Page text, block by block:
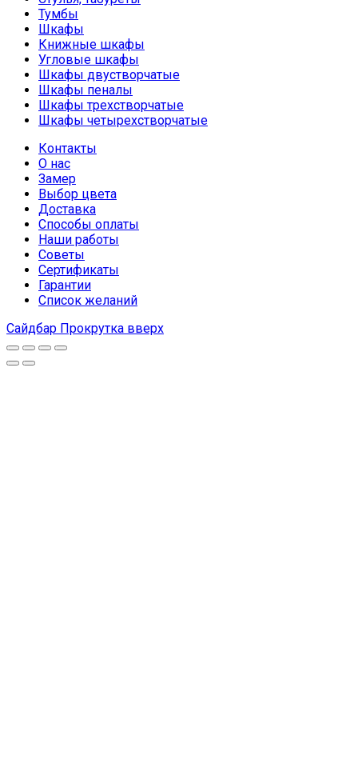
Тумбы
Шкафы
Книжные шкафы
Угловые шкафы
Шкафы двустворчатые
Шкафы пеналы
Шкафы трехстворчатые
Шкафы четырехстворчатые
Контакты
О нас
Замер
Выбор цвета
Доставка
Способы оплаты
Наши работы
Советы
Сертификаты
Гарантии
Список желаний
Сайдбар Прокрутка вверх